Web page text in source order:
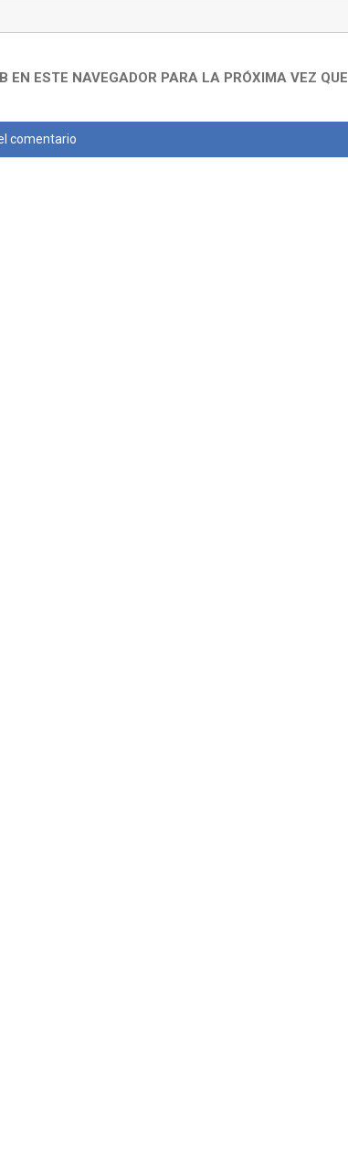
EN ESTE NAVEGADOR PARA LA PRÓXIMA VEZ QUE